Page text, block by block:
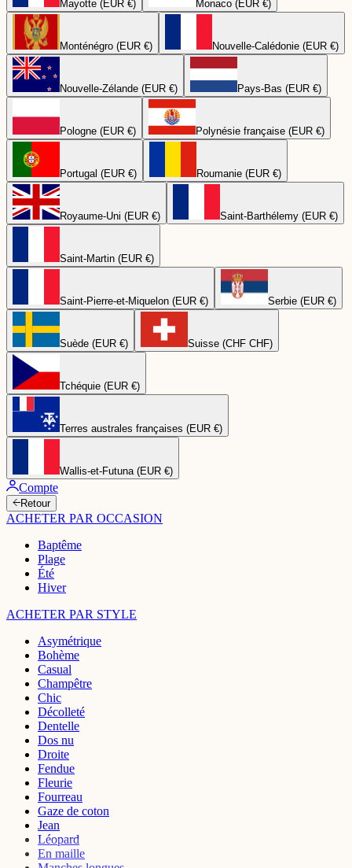
Mayotte (EUR €) Monaco (EUR €)
Monténégro (EUR €) Nouvelle-Calédonie (EUR €)
Nouvelle-Zélande (EUR €) Pays-Bas (EUR €)
Pologne (EUR €) Polynésie française (EUR €)
Portugal (EUR €) Roumanie (EUR €)
Royaume-Uni (EUR €) Saint-Barthélemy (EUR €)
Saint-Martin (EUR €)
Saint-Pierre-et-Miquelon (EUR €) Serbie (EUR €)
Suède (EUR €) Suisse (CHF CHF)
Tchéquie (EUR €)
Terres australes françaises (EUR €)
Wallis-et-Futuna (EUR €)
Compte
Retour
ACHETER PAR OCCASION
Baptême
Plage
Été
Hiver
ACHETER PAR STYLE
Asymétrique
Bohème
Casual
Champêtre
Chic
Décolleté
Dentelle
Dos nu
Droite
Fendue
Fleurie
Fourreau
Gaze de coton
Jean
Léopard
En maille